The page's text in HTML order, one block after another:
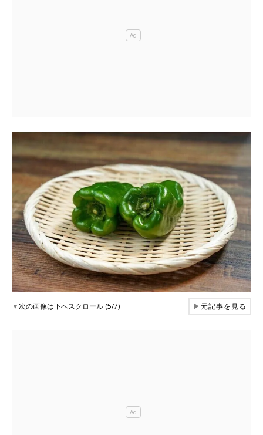
▼次の画像は下へスクロール (5/7) ▶元記事を見る